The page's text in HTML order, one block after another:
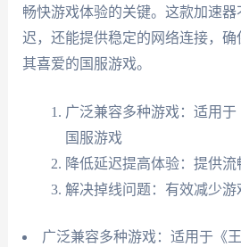
畅快游戏体验的关键。这款加速
迟，还能提供稳定的网络连接，
其喜爱的国服游戏。
广泛兼容多种游戏：适用
国服游戏
降低延迟提高体验：提供
解决掉线问题：有效减少游
广泛兼容多种游戏：适用于《